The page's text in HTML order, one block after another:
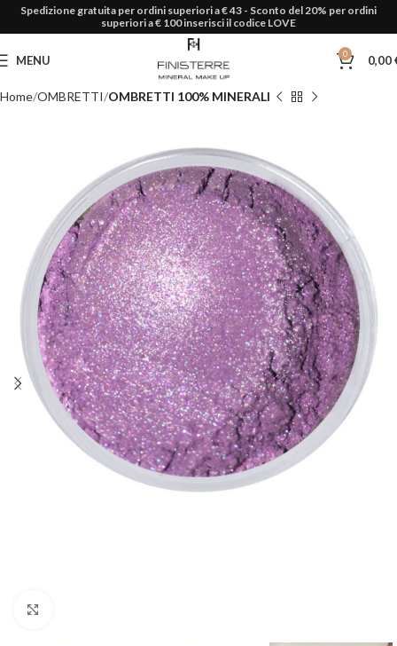
Spedizione gratuita per ordini superiori a € 43 - Sconto del 20% per ordini
superiori a € 100 inserisci il codice LOVE
MENU 0 0,00
Home OMBRETTI OMBRETTI 100% MINERALI